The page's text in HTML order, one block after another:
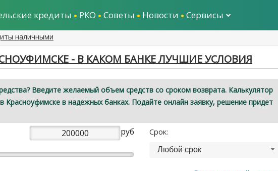
кредиты РКО Советы Новости Сервисы
наличными
- В КАКОМ БАНКЕ ЛУЧШИЕ УСЛОВИЯ
Введите желаемый объем средств со сроком возврата. Калькулятор
Красноуфимске в надежных банках. Подайте онлайн заявку, решение придет
руб Срок:
Любой срок